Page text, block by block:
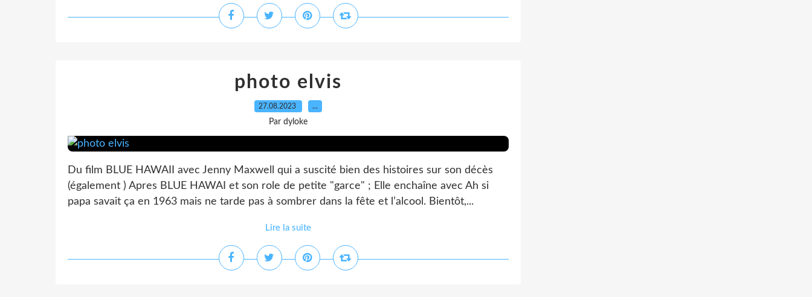
photo elvis
27.08.2023 …
Par dyloke
Du film BLUE HAWAII avec Jenny Maxwell qui a suscité bien des histoires sur son décès
(également ) Apres BLUE HAWAI et son role de petite "garce" ; Elle enchaîne avec Ah si
papa savait ça en 1963 mais ne tarde pas à sombrer dans la fête et l’alcool. Bientôt,...
Lire la suite